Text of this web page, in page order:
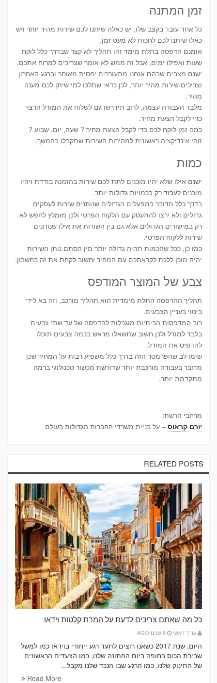
זמן המתנה
כל אחד עובד בקצב שלו, יש כאלה שיתנו לכם שירות מהיר יותר ויש
כאלו שיתנו לכם לחכות לא מעט זמן.
אומנם הדפסה בתלת מימד זהו תהליך לא קצר שבדרך כלל לוקח
שעות ואפילו ימים, אבל זה ממש לא אומר שצריכים למרוח אתכם.
ישנם מצבים שבהם אנחנו מתעוררים יחסית מאוחר וברגע האחרון
וצריכים שירות מהיר יותר, לכן כדאי שתלכו למי שיתן לכם מענה
מהיר.
מלבד העבודה עצמה, לרוב תידרשו גם לשלוח את המודל הרצוי
כדי לקבל הצעת מחיר.
כמה זמן לוקח לכם כדי לקבל הצעת מחיר ? שעה, יום, שבוע ?
זוהי אינדיקציה ראשונית למהירות השירות שתקבלו בהמשך.
כמות
ישנם אילו שלא יהיו מוכנים לתת לכם שירות בהזמנה בודדת ויהיו
מוכנים לעבוד רק בכמויות גדולות יותר.
בדרך כלל מדובר במפעלים הגדולים שנותנים שירות לעסקים
גדולים ולא ירצו להתעסק עם הלקוח הפרטי ולכן מומלץ לחפש לא
רק במישורים הגדולים אלא גם בין השורות את אילו שנותנים
שירות ללקוח הפרטי.
כמו כן, ככל שהכמות תהיה גדולה יותר מין הסתם נותן השירות
יהיה מוכן ללכת לקראתכם עם המחיר וחשוב לקחת את זה בחשבון.
צבע של המוצר המודפס
תהליך ההדפסה התלת מימדית הוא תהליך מורכב, וזה בא לידי
ביטוי בעניין הצבעים.
רוב המדפסות הביתיות מוגבלות להדפסה של עד שתי צבעים
בלבד למודל ולכן חשוב שתשאלו מראש בכמה צבעים תוכלו
להדפיס את המודל.
שימו לב שהפרמטר הזה בדרך כלל משפיע רבות על המחיר שכן
מדובר בעבודה מורכבת יותר שדורשת מכשור טכנולוגי ברמה
מתקדמת יותר.
מרחבי הרשת:
יורם קראוס – על בניית משרדי החברות הגדולות בעולם
RELATED POSTS
כל מה שאתם צריכים לדעת על המרת קלטות וידאו
עורך ראשי
היום, שנת 2017 כשאנו רוצים לתעד רגע ייחודי בוידאו כמו למשל
שבירת הכוס בחופה ביום החתונה שלנו, כמו הצעדים הראשונים
של התינוק שלנו, כמו הרגע שבו הנכד שלנו מקבל...
Read More